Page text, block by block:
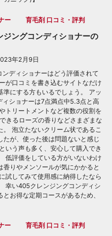
ー 育毛剤 口コミ・評判
ングコンディショナーの
年2月9日
ディショナーはどう評価されて
が口コミを書き込むサイトなだけ
にする方もいるでしょう。 アッ
ショナーは7点満点中5.3点と高
トリートメントなど複数の役割を
きるローズの香りなどさまざまな
泡立たないクリーム状であるこ
が、使った後は問題ないと感じ
いう声も多く、安心して購入でき
低評価をしている方がいないわけ
りやメンソールが気にかかると
試してみて使用感に納得したなら
幸い405クレンジングコンディシ
お得な定期コースがあるため、
ー 育毛剤 口コミ・評判